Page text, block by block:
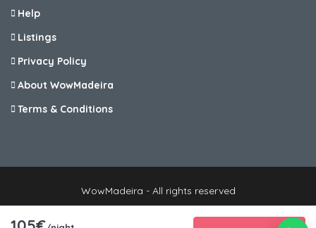
Help
Listings
Privacy Policy
About WowMadeira
Terms & Conditions
WowMadeira - All rights reserved